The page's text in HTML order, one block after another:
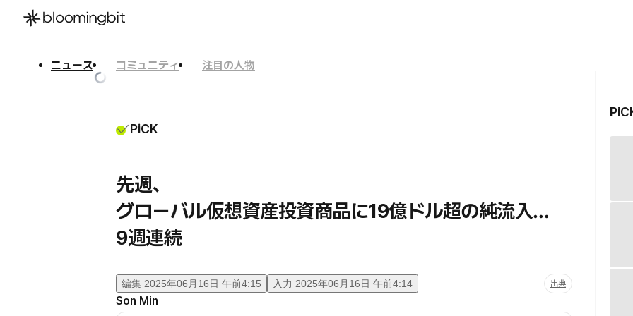
ニュース コミュニティ
注目の人物
PiCK
先週、
グローバル仮想資産投資商品に19億ドル超の純流入…
9週連続
編集 2025年06月16日 午前4:15 入力 2025年06月16日 午前4:14 出典
Son Min